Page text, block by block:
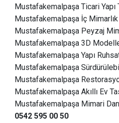
Mustafakemalpaşa Ticari Yapı
Mustafakemalpaşa İç
Mustafakemalpaşa Peyzaj
Mustafakemalpaşa 3D
Mustafakemalpaşa Yapı
Mustafakemalpaşa
Mustafakemalpaşa
Mustafakemalpaşa Akıllı Ev
Mustafakemalpaşa Mimari
0542 595 00 50